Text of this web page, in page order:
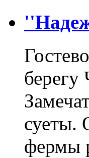
суеты.
фермы